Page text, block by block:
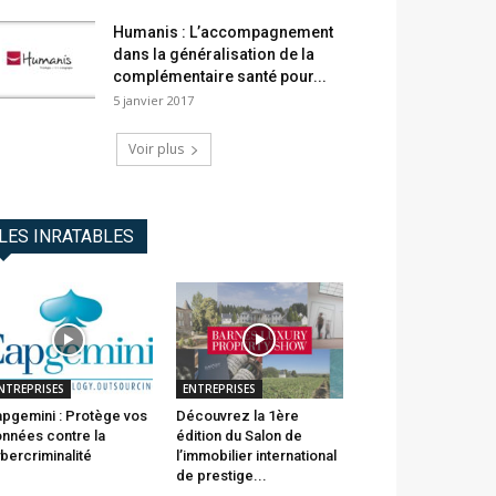
Humanis : L’accompagnement
dans la généralisation de la
complémentaire santé pour...
5 janvier 2017
Voir plus
LES INRATABLES
: Protège vos
contre la
ENTREPRISES
Découvrez la 1ère
édition du Salon de
l’immobilier international
de prestige...